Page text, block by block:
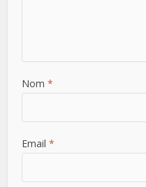
Nom *
Email *